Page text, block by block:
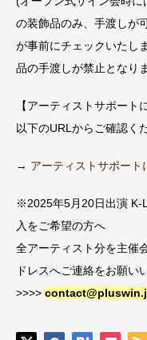
の装飾品のみ、手渡しが
が事前にチェックいたし
品の手渡しが禁止となり
【アーティストサポート
以下のURLからご確認く
→ アーティストサポート
※2025年5月20日出演 K-
入をご希望の方へ
全アーティスト分を主催
ドレスへご連絡をお願い
>>>>